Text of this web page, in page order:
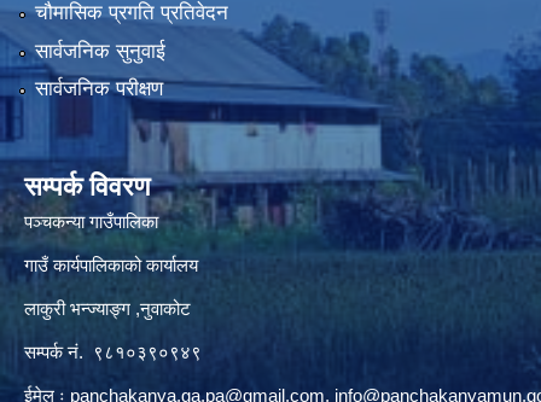
चौमासिक प्रगति प्रतिवेदन
सार्वजनिक सुनुवाई
सार्वजनिक परीक्षण
सम्पर्क विवरण
पञ्‍चकन्या गाउँपालिका
गाउँ कार्यपालिकाको कार्यालय
लाकुरी भन्ज्याङ्ग ,नुवाकोट
सम्पर्क नं. ९८१०३९०९४९
ईमेल ः panchakanya.ga.pa@gmail.com,